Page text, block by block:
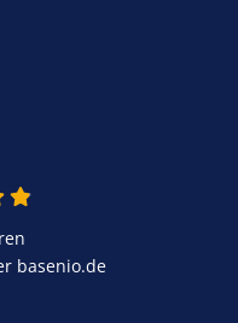
4.9 van 5
basenio.de